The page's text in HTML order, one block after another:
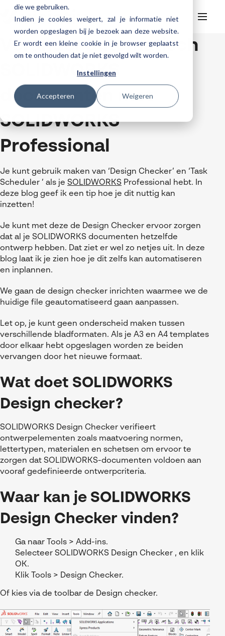
die we gebruiken.
Indien je cookies weigert, zal je informatie niet
worden opgeslagen bij je bezoek aan deze website.
Er wordt een kleine cookie in je browser geplaatst
om te onthouden dat je niet gevolgd wilt worden.
Instellingen
Accepteren Weigeren
HelpdeskWebinars
SOLIDWORKS Design
AI in SOLIDWORKS Design
Cloud services gratis activeren
CATIA
3DEXPERIENCE
DriveWorks
DraftSight
Manufacturing
DELMIA
SOLIDWORKS CAM
Databeheer & PLM
SOLIDWORKS PDM
ENOVIA
Virtueel testen
SOLIDWORKS Simulation
Meer
SOLIDWORKS Composer
SOLIDWORKS Visualize
SOLIDWORKS Electrical
SOLIDWORKS Inspection
Spare Parts Platform
CATIA Composer
myCADtools
myPDMtools
Cloud services for SOLIDWORKS
Trainingen
Trainingskalender
My Visiativ Login
Onderhoudscontract SOLIDWORKS
Download SOLIDWORKS 2025
Over Visiativ
Ons bedrijf
Werken bij Visiativ
Nieuws
Evenementen
MyCAD Day 2026
Referenties
Acties en promoties
Kennis
FAQs SOLIDWORKS
Downloads
Contact
Verander automatisch
SOLIDWORKS
documenten met
SOLIDWORKS
Professional
Je kunt gebruik maken van ‘Design Checker’ en ‘Task
Scheduler ’ als je SOLIDWORKS Professional hebt. In
deze blog geef ik een tip hoe je dit nuttig kan
inzetten!
Je kunt met deze de Design Checker ervoor zorgen
dat al je SOLIDWORKS documenten hetzelfde
ontwerp hebben. Dat ziet er wel zo netjes uit. In deze
blog laat ik je zien hoe je dit zelfs kan automatiseren
en inplannen.
We gaan de design checker inrichten waarmee we de
huidige file geautomatiseerd gaan aanpassen.
Let op, je kunt geen onderscheid maken tussen
verschillende bladformaten. Als je A3 en A4 templates
door elkaar hebt opgeslagen worden ze beiden
vervangen door het nieuwe formaat.
Wat doet SOLIDWORKS
Design checker?
SOLIDWORKS Design Checker verifieert
ontwerpelementen zoals maatvoering normen,
lettertypen, materialen en schetsen om ervoor te
zorgen dat SOLIDWORKS-documenten voldoen aan
vooraf gedefinieerde ontwerpcriteria.
Waar kan je SOLIDWORKS
Design Checker vinden?
Ga naar Tools > Add-ins.
Selecteer SOLIDWORKS Design Checker , en klik
OK.
Klik Tools > Design Checker.
Of kies via de toolbar de Design checker.